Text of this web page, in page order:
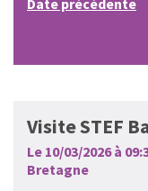
Date précédente
Visite STEF
Le 10/03/2026 à
Bretagne